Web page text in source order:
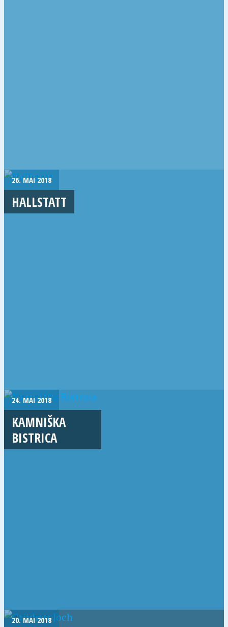
26. MAI 2018
HALLSTATT
24. MAI 2018
KAMNIŠKA
BISTRICA
20. MAI 2018